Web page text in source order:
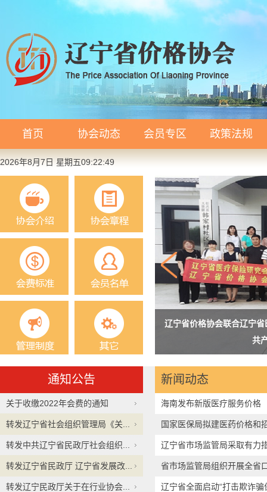
首页 协会动态 会员专区 政策法规
2026年8月7日 星期五09:22:50
会员大会圆满完成换届工作
辽宁省价格协会联合辽宁
共
通知公告
关于收缴2022年会费的通知
转发辽宁省社会组织管理局《关...
转发中共辽宁省民政厅社会组织...
转发辽宁省民政厅 辽宁省发展改...
转发辽宁民政厅关于在行业协会...
新闻动态
海南发布新版医疗服务价格
国家医保局拟建医药价格和
辽宁省市场监管局采取有力
省市场监管局组织开展全省
治行...
辽宁省全面启动“打击欺诈